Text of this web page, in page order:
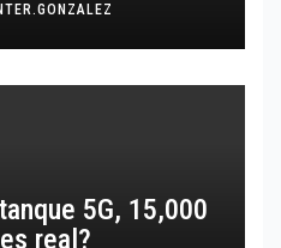
5G, 15,000
real?